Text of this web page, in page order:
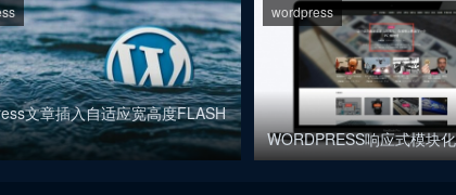
文章插入自适应宽高度FLASH
WORDPRESS响应式模块
wordpress